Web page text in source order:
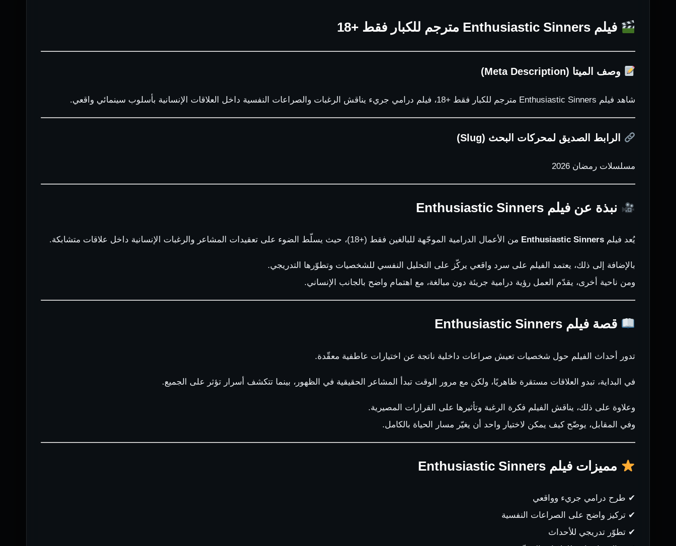
فيلم Enthusiastic Sinners مترجم للكبار فقط +18
وصف الميتا (Meta Description)
شاهد فيلم Enthusiastic Sinners مترجم للكبار فقط +18، فيلم درامي جريء يناقش الرغبات والصراعات النفسية داخل العلاقات الإنسانية بأسلوب سينمائي واقعي.
الرابط الصديق لمحركات البحث (Slug)
مسلسلات رمضان 2026
نبذة عن فيلم Enthusiastic Sinners
يُعد فيلم Enthusiastic Sinners من الأعمال الدرامية الموجّهة للبالغين فقط (+18)، حيث يسلّط الضوء على تعقيدات المشاعر والرغبات الإنسانية داخل علاقات متشابكة.
بالإضافة إلى ذلك، يعتمد الفيلم على سرد واقعي يركّز على التحليل النفسي للشخصيات وتطوّرها التدريجي.
ومن ناحية أخرى، يقدّم العمل رؤية درامية جريئة دون مبالغة، مع اهتمام واضح بالجانب الإنساني.
قصة فيلم Enthusiastic Sinners
تدور أحداث الفيلم حول شخصيات تعيش صراعات داخلية ناتجة عن اختيارات عاطفية معقّدة.
في البداية، تبدو العلاقات مستقرة ظاهريًا، ولكن مع مرور الوقت تبدأ المشاعر الحقيقية في الظهور، بينما تتكشف أسرار تؤثر على الجميع.
وعلاوة على ذلك، يناقش الفيلم فكرة الرغبة وتأثيرها على القرارات المصيرية.
وفي المقابل، يوضّح كيف يمكن لاختيار واحد أن يغيّر مسار الحياة بالكامل.
مميزات فيلم Enthusiastic Sinners
✔ طرح درامي جريء وواقعي
✔ تركيز واضح على الصراعات النفسية
✔ تطوّر تدريجي للأحداث